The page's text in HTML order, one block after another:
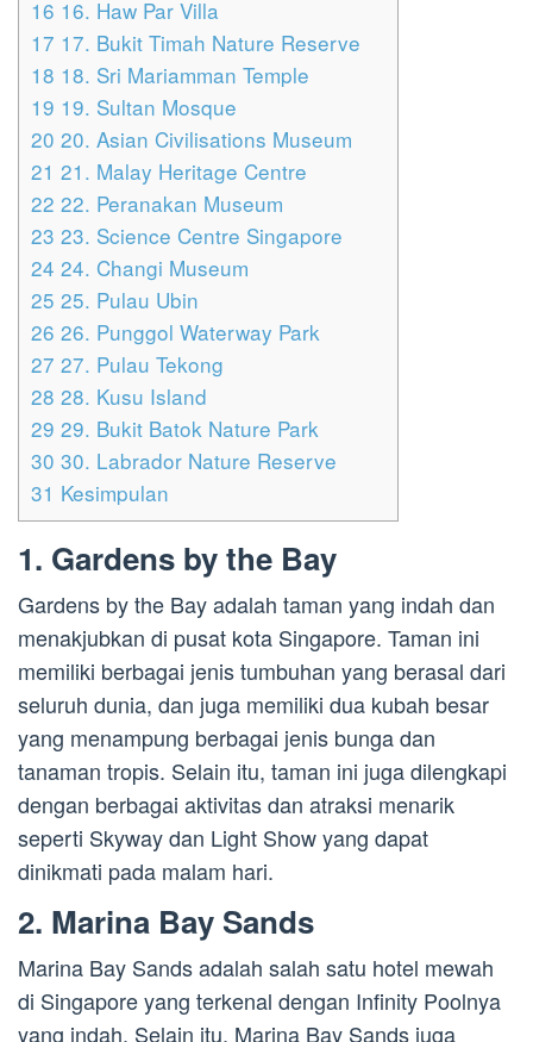
16 16. Haw Par Villa
17 17. Bukit Timah Nature Reserve
18 18. Sri Mariamman Temple
19 19. Sultan Mosque
20 20. Asian Civilisations Museum
21 21. Malay Heritage Centre
22 22. Peranakan Museum
23 23. Science Centre Singapore
24 24. Changi Museum
25 25. Pulau Ubin
26 26. Punggol Waterway Park
27 27. Pulau Tekong
28 28. Kusu Island
29 29. Bukit Batok Nature Park
30 30. Labrador Nature Reserve
31 Kesimpulan
1. Gardens by the Bay
Gardens by the Bay adalah taman yang indah dan
menakjubkan di pusat kota Singapore. Taman ini
memiliki berbagai jenis tumbuhan yang berasal dari
seluruh dunia, dan juga memiliki dua kubah besar
yang menampung berbagai jenis bunga dan
tanaman tropis. Selain itu, taman ini juga dilengkapi
dengan berbagai aktivitas dan atraksi menarik
seperti Skyway dan Light Show yang dapat
dinikmati pada malam hari.
2. Marina Bay Sands
Marina Bay Sands adalah salah satu hotel mewah
di Singapore yang terkenal dengan Infinity Poolnya
yang indah. Selain itu, Marina Bay Sands juga